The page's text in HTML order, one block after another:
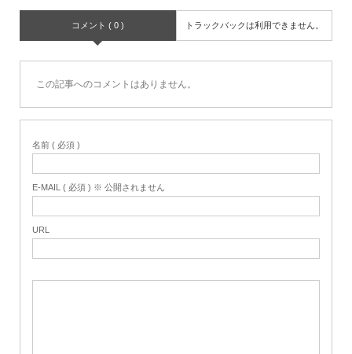
コメント ( 0 ) トラックバックは利用できません。
この記事へのコメントはありません。
名前 ( 必須 )
E-MAIL ( 必須 ) ※ 公開されません
URL